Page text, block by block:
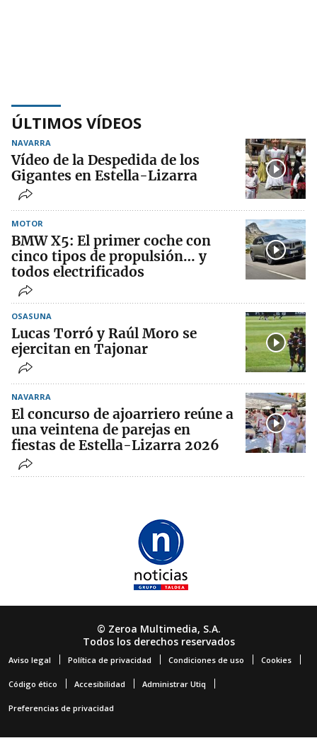
ÚLTIMOS VÍDEOS
NAVARRA
Vídeo de la Despedida de los
Gigantes en Estella-Lizarra
MOTOR
BMW X5: El primer coche con
cinco tipos de propulsión… y
todos electrificados
OSASUNA
Lucas Torró y Raúl Moro se
ejercitan en Tajonar
NAVARRA
El concurso de ajoarriero reúne a
una veintena de parejas en
fiestas de Estella-Lizarra 2026
© Zeroa Multimedia, S.A.
Todos los derechos reservados
Aviso legal Política de privacidad Condiciones de uso Cookies
Código ético Accesibilidad Administrar Utiq
Preferencias de privacidad